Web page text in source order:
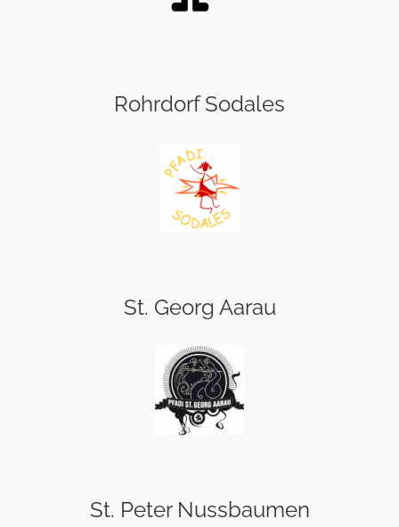
Rohrdorf Sodales
St. Georg Aarau
St. Peter Nussbaumen